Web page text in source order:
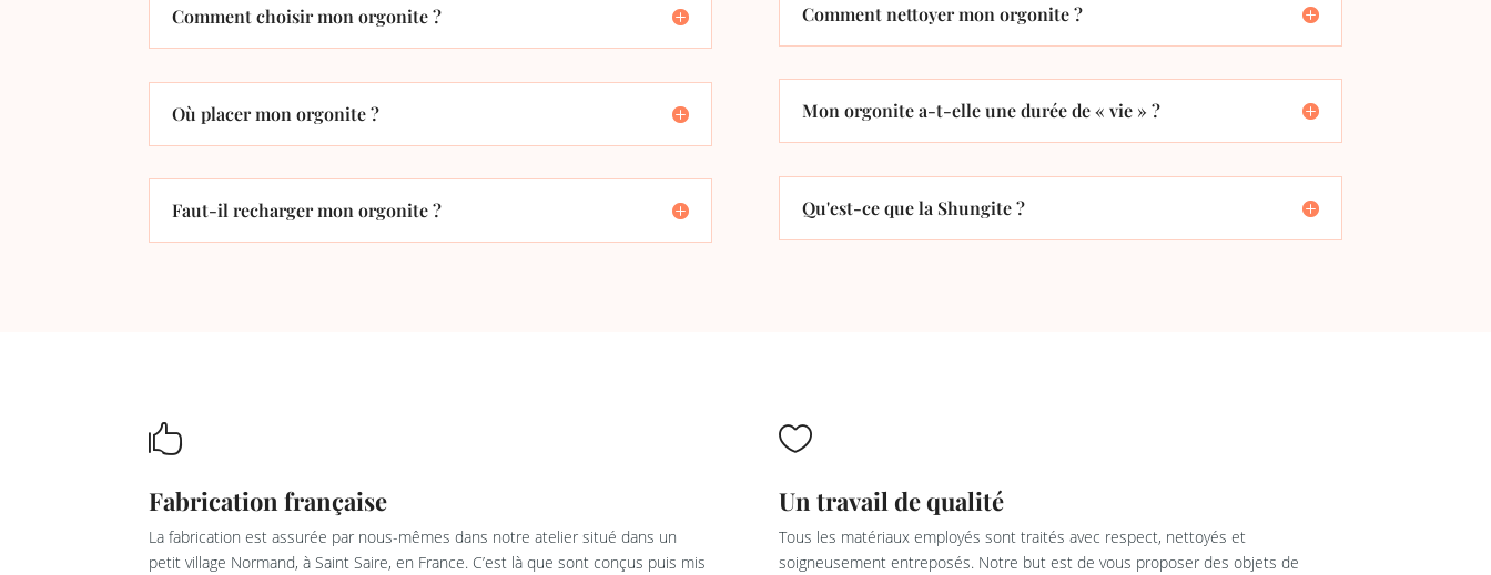
Comment choisir mon orgonite ?
Où placer mon orgonite ?
Faut-il recharger mon orgonite ?
Comment nettoyer mon orgonite ?
Mon orgonite a-t-elle une durée de « vie » ?
Qu'est-ce que la Shungite ?

Fabrication française
La fabrication est assurée par nous-mêmes dans notre atelier situé dans un
petit village Normand, à Saint Saire, en France. C’est là que sont conçus puis mis

Un travail de qualité
Tous les matériaux employés sont traités avec respect, nettoyés et
soigneusement entreposés. Notre but est de vous proposer des objets de